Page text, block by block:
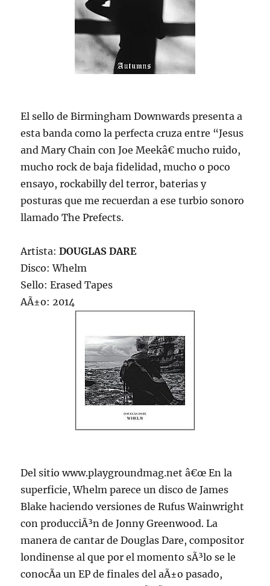
El sello de Birmingham Downwards presenta a
esta banda como la perfecta cruza entre “Jesus
and Mary Chain con Joe Meekâ€ mucho ruido,
mucho rock de baja fidelidad, mucho o poco
ensayo, rockabilly del terror, baterias y
posturas que me recuerdan a ese turbio sonoro
llamado The Prefects.
Artista:DOUGLAS DARE
Disco: Whelm
Sello: Erased Tapes
AÃ±o: 2014
Del sitio www.playgroundmag.net â€œ En la
superficie, Whelm parece un disco de James
Blake haciendo versiones de Rufus Wainwright
con producciÃ³n de Jonny Greenwood. La
manera de cantar de Douglas Dare, compositor
londinense al que por el momento sÃ³lo se le
conocÃ­a un EP de finales del aÃ±o pasado,